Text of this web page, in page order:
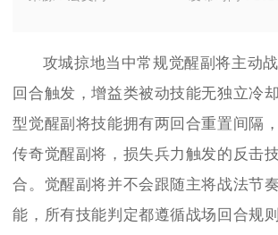
攻城掠地当中常规觉醒副将主动
回合触发，增益类被动技能无独立冷
型觉醒副将技能拥有两回合重置间隔
传奇觉醒副将，损失兵力触发的反击
合。觉醒副将并不会跟随主将战法节
能，所有技能判定都遵循战场回合规